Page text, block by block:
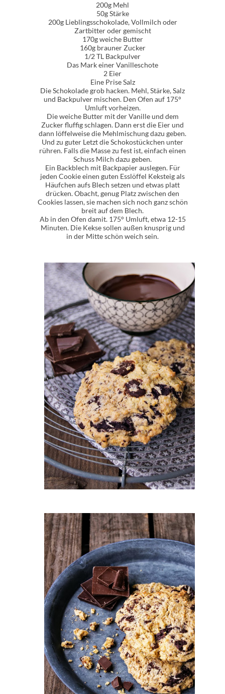
200g Mehl
50g Stärke
200g Lieblingsschokolade, Vollmilch oder
Zartbitter oder gemischt
170g weiche Butter
160g brauner Zucker
1/2 TL Backpulver
Das Mark einer Vanilleschote
2 Eier
Eine Prise Salz
Die Schokolade grob hacken. Mehl, Stärke, Salz
und Backpulver mischen. Den Ofen auf 175°
Umluft vorheizen.
Die weiche Butter mit der Vanille und dem
Zucker fluffig schlagen. Dann erst die Eier und
dann löffelweise die Mehlmischung dazu geben.
Und zu guter Letzt die Schokostückchen unter
rühren. Falls die Masse zu fest ist, einfach einen
Schuss Milch dazu geben.
Ein Backblech mit Backpapier auslegen. Für
jeden Cookie einen guten Esslöffel Keksteig als
Häufchen aufs Blech setzen und etwas platt
drücken. Obacht, genug Platz zwischen den
Cookies lassen, sie machen sich noch ganz schön
breit auf dem Blech.
Ab in den Ofen damit. 175° Umluft, etwa 12-15
Minuten. Die Kekse sollen außen knusprig und
in der Mitte schön weich sein.